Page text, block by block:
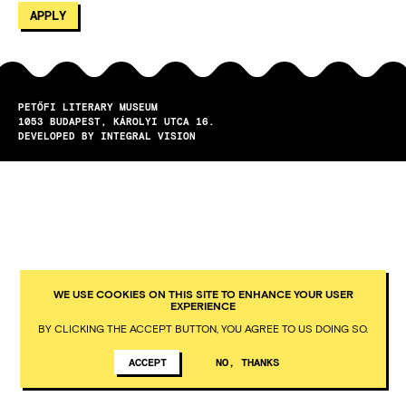
PETŐFI LITERARY MUSEUM
1053
BUDAPEST
KÁROLYI UTCA 16.
DEVELOPED BY INTEGRAL VISION
WE USE COOKIES ON THIS SITE TO ENHANCE YOUR USER
EXPERIENCE
BY CLICKING THE ACCEPT BUTTON, YOU AGREE TO US DOING SO.
ACCEPT NO, THANKS